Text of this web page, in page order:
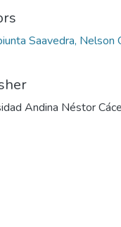
Saavedra, Nelson
Andina Néstor